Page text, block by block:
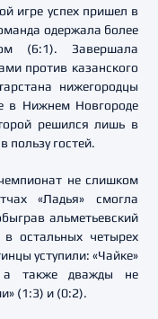
игре успех пришел в
одержала более
(6:1). Завершала
против казанского
нижегородцы
в Нижнем Новгороде
решился лишь в
пользу гостей.
не слишком
«Ладья» смогла
альметьевский
остальных четырех
уступили: «Чайке»
а также дважды не
(1:3) и (0:2).